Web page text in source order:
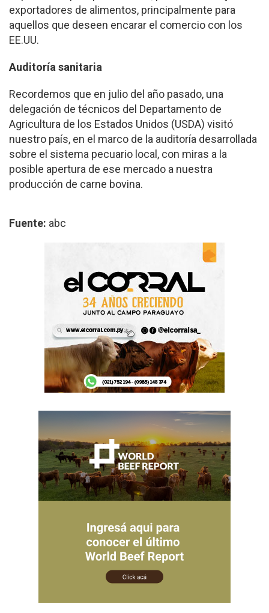
exportadores de alimentos, principalmente para
aquellos que deseen encarar el comercio con los
EE.UU.
Auditoría sanitaria
Recordemos que en julio del año pasado, una
delegación de técnicos del Departamento de
Agricultura de los Estados Unidos (USDA) visitó
nuestro país, en el marco de la auditoría desarrollada
sobre el sistema pecuario local, con miras a la
posible apertura de ese mercado a nuestra
producción de carne bovina.
Fuente: abc